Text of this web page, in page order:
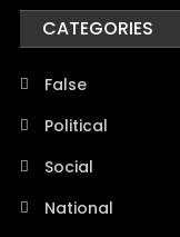
CATEGORIES
False
Political
Social
National